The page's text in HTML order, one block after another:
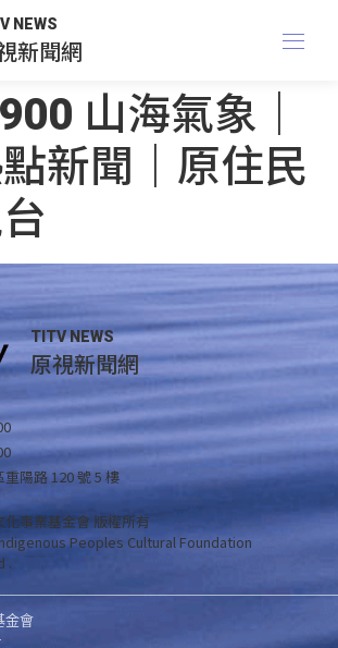
NEWS
新聞網
山海氣象｜
新聞｜原住民
TITV NEWS
原視新聞網
陽路 120 號 5 樓
事業基金會 版權所有
Peoples Cultural Foundation
.
金會